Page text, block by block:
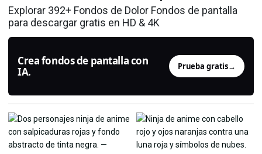
Explorar 392+ Fondos de Dolor Fondos de pantalla
para descargar gratis en HD & 4K
Crea fondos de pantalla con
IA.
Prueba gratis→